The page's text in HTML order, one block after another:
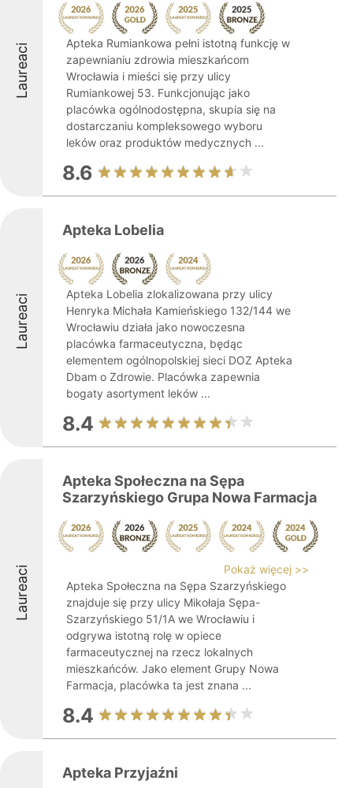
Laureaci
Apteka Rumiankowa pełni istotną funkcję w
zapewnianiu zdrowia mieszkańcom
Wrocławia i mieści się przy ulicy
Rumiankowej 53. Funkcjonując jako
placówka ogólnodostępna, skupia się na
dostarczaniu kompleksowego wyboru
leków oraz produktów medycznych ...
8.6
Laureaci
Apteka Lobelia
Apteka Lobelia zlokalizowana przy ulicy
Henryka Michała Kamieńskiego 132/144 we
Wrocławiu działa jako nowoczesna
placówka farmaceutyczna, będąc
elementem ogólnopolskiej sieci DOZ Apteka
Dbam o Zdrowie. Placówka zapewnia
bogaty asortyment leków ...
8.4
Laureaci
Apteka Społeczna na Sępa
Szarzyńskiego Grupa Nowa Farmacja
Pokaż więcej >>
Apteka Społeczna na Sępa Szarzyńskiego
znajduje się przy ulicy Mikołaja Sępa-
Szarzyńskiego 51/1A we Wrocławiu i
odgrywa istotną rolę w opiece
farmaceutycznej na rzecz lokalnych
mieszkańców. Jako element Grupy Nowa
Farmacja, placówka ta jest znana ...
8.4
Apteka Przyjaźni